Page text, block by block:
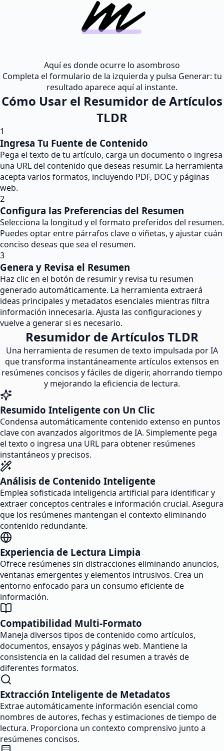
Aquí es donde ocurre lo asombroso
Completa el formulario de la izquierda y pulsa Generar: tu
resultado aparece aquí al instante.
Cómo Usar el Resumidor de Artículos
TLDR
1
Ingresa Tu Fuente de Contenido
Pega el texto de tu artículo, carga un documento o ingresa
una URL del contenido que deseas resumir. La herramienta
acepta varios formatos, incluyendo PDF, DOC y páginas
web.
2
Configura las Preferencias del Resumen
Selecciona la longitud y el formato preferidos del resumen.
Puedes optar entre párrafos clave o viñetas, y ajustar cuán
conciso deseas que sea el resumen.
3
Genera y Revisa el Resumen
Haz clic en el botón de resumir y revisa tu resumen
generado automáticamente. La herramienta extraerá
ideas principales y metadatos esenciales mientras filtra
información innecesaria. Ajusta las configuraciones y
vuelve a generar si es necesario.
Resumidor de Artículos TLDR
Una herramienta de resumen de texto impulsada por IA
que transforma instantáneamente artículos extensos en
resúmenes concisos y fáciles de digerir, ahorrando tiempo
y mejorando la eficiencia de lectura.
Resumido Inteligente con Un Clic
Condensa automáticamente contenido extenso en puntos
clave con avanzados algoritmos de IA. Simplemente pega
el texto o ingresa una URL para obtener resúmenes
instantáneos y precisos.
Análisis de Contenido Inteligente
Emplea sofisticada inteligencia artificial para identificar y
extraer conceptos centrales e información crucial. Asegura
que los resúmenes mantengan el contexto eliminando
contenido redundante.
Experiencia de Lectura Limpia
Ofrece resúmenes sin distracciones eliminando anuncios,
ventanas emergentes y elementos intrusivos. Crea un
entorno enfocado para un consumo eficiente de
información.
Compatibilidad Multi-Formato
Maneja diversos tipos de contenido como artículos,
documentos, ensayos y páginas web. Mantiene la
consistencia en la calidad del resumen a través de
diferentes formatos.
Extracción Inteligente de Metadatos
Extrae automáticamente información esencial como
nombres de autores, fechas y estimaciones de tiempo de
lectura. Proporciona un contexto comprensivo junto a
resúmenes concisos.